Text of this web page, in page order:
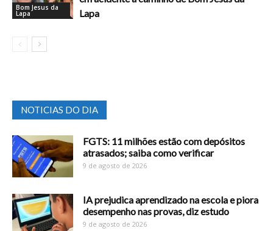
Bom Jesus da
Lapa
Lapa
NOTICIAS DO DIA
FGTS: 11 milhões estão com depósitos
atrasados; saiba como verificar
9 de agosto de 2026
IA prejudica aprendizado na escola e piora
desempenho nas provas, diz estudo
9 de agosto de 2026